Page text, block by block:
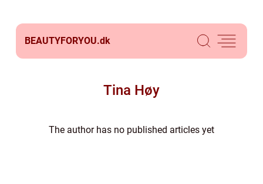
BEAUTYFORYOU.dk
Tina Høy
The author has no published articles yet